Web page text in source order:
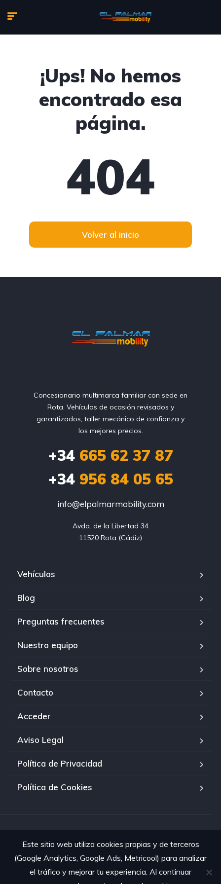
¡Ups! No hemos
encontrado esa
página.
404
Volver al inicio
Concesionario multimarca familiar con sede en
Rota. Vehículos de ocasión revisados y
garantizados, taller mecánico de confianza y
los mejores precios.
+34665 62 37 87
+34956 84 05 65
info@elpalmarmobility.com
Avda. de la Libertad 34
11520 Rota (Cádiz)
Vehículos
Blog
Preguntas frecuentes
Nuestro equipo
Sobre nosotros
Contacto
Acceder
Aviso Legal
Política de Privacidad
Política de Cookies
Este sitio web utiliza cookies propias y de terceros
(Google Analytics, Google Ads, Metricool) para analizar
el tráfico y mejorar tu experiencia. Al continuar